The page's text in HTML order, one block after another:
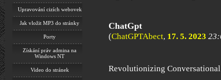
Upravování cizích webovek
Jak vložit MP3 do stránky
Porty
Získání práv admina na
Windows NT
Video do stránek
ChatGpt
(ChatGPTAbect, 17. 5. 2023
Revolutionizing